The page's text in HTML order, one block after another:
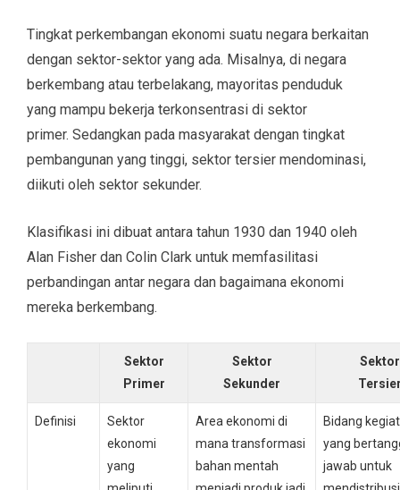
Tingkat perkembangan ekonomi suatu negara berkaitan
dengan sektor-sektor yang ada. Misalnya, di negara
berkembang atau terbelakang, mayoritas penduduk
yang mampu bekerja terkonsentrasi di sektor
primer. Sedangkan pada masyarakat dengan tingkat
pembangunan yang tinggi, sektor tersier mendominasi,
diikuti oleh sektor sekunder.
Klasifikasi ini dibuat antara tahun 1930 dan 1940 oleh
Alan Fisher dan Colin Clark untuk memfasilitasi
perbandingan antar negara dan bagaimana ekonomi
mereka berkembang.
Sektor
Primer
Sektor
Sekunder
Sektor
Definisi
Sektor
ekonomi
yang
Area ekonomi di
mana transformasi
bahan mentah
Bidang
yang
jawab untuk